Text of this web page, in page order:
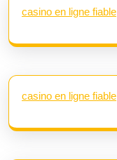
casino en ligne fiable
casino en ligne fiable